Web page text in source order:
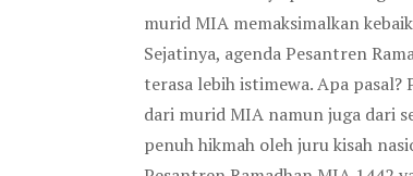
murid MIA memaksimalkan
Sejatinya, agenda Pesantren
terasa lebih istimewa. Apa
dari murid MIA namun juga dari
penuh hikmah oleh juru kisah